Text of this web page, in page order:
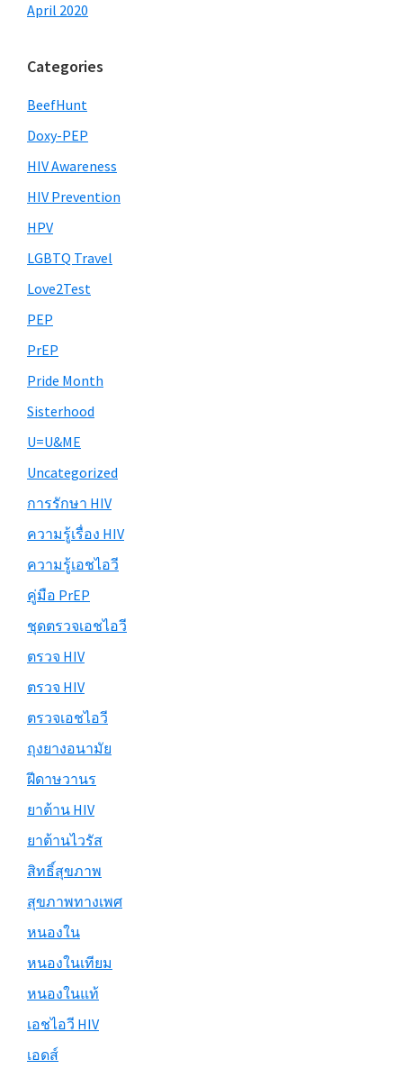
April 2020
Categories
BeefHunt
Doxy-PEP
HIV Awareness
HIV Prevention
HPV
LGBTQ Travel
Love2Test
PEP
PrEP
Pride Month
Sisterhood
U=U&ME
Uncategorized
การรักษา HIV
ความรู้เรื่อง HIV
ความรู้เอชไอวี
คู่มือ PrEP
ชุดตรวจเอชไอวี
ตรวจ HIV
ตรวจ HIV
ตรวจเอชไอวี
ถุงยางอนามัย
ฝีดาษวานร
ยาต้าน HIV
ยาต้านไวรัส
สิทธิ์สุขภาพ
สุขภาพทางเพศ
หนองใน
หนองในเทียม
หนองในแท้
เอชไอวี HIV
เอดส์